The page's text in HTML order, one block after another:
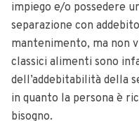
impiego e/o possedere
separazione con
mantenimento, ma non
classici alimenti sono
dell’addebitabilità della
in quanto la persona è
bisogno.